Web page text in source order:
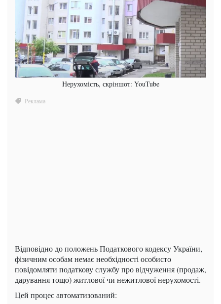
Нерухомість, скріншот: YouTube
Відповідно до положень Податкового кодексу України,
фізичним особам немає необхідності особисто
повідомляти податкову службу про відчуження (продаж,
дарування тощо) житлової чи нежитлової нерухомості.
Цей процес автоматизований: